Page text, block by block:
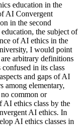
education in the
AI Convergent
in the second
the subject of
of AI ethics in the
I would point
arbitrary definitions
confused in its class
and gaps of AI
among elementary,
common or
AI ethics class by the
AI ethics. In
AI ethics classes in